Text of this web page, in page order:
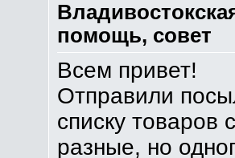
помощь, совет
Всем привет!
Отправили
списку товаров
разные, но